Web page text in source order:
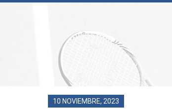
10 NOVIEMBRE, 2023